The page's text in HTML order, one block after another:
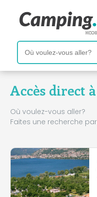
Accès direct
Où voulez-vous aller?
Faites une recherche